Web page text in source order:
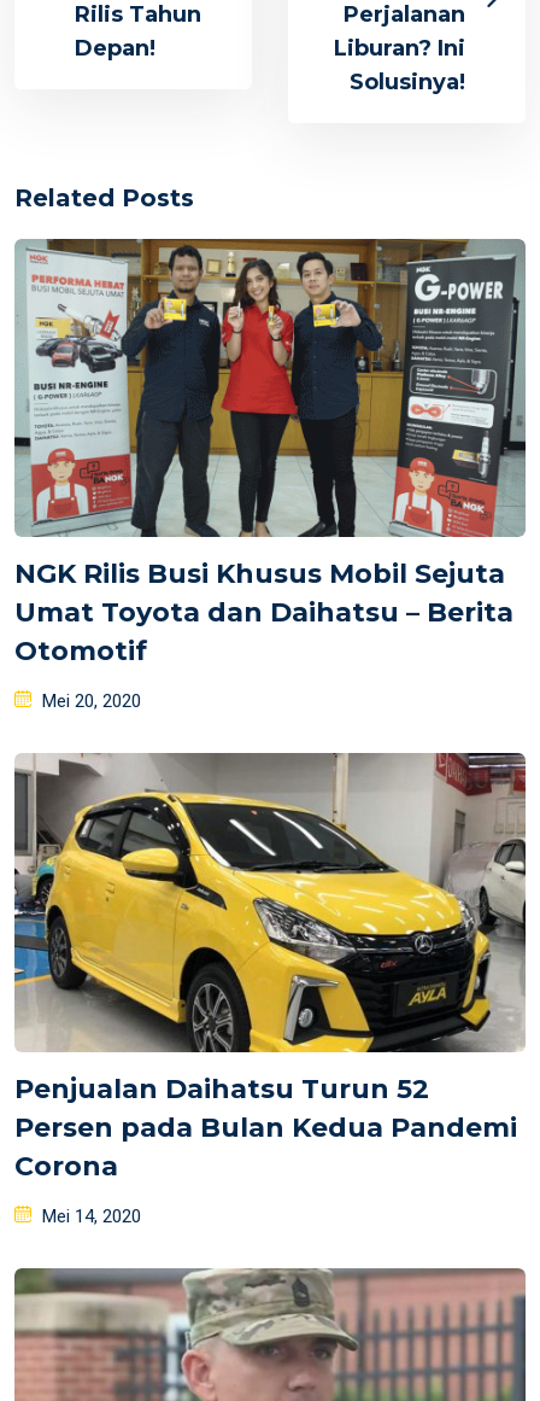
Rilis Tahun
Depan!
Perjalanan
Liburan? Ini
Solusinya!
Related Posts
NGK Rilis Busi Khusus Mobil Sejuta
Umat Toyota dan Daihatsu – Berita
Otomotif
Posted
Mei 20, 2020
Penjualan Daihatsu Turun 52
Persen pada Bulan Kedua Pandemi
Corona
Posted
Mei 14, 2020